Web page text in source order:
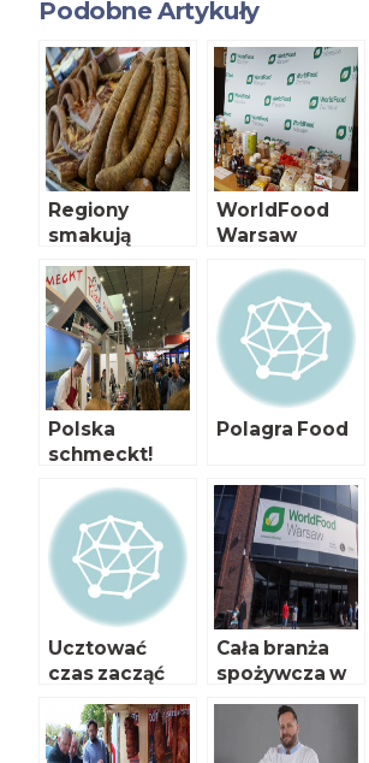
Podobne Artykuły
Regiony
smakują
WorldFood
Warsaw
Polska
schmeckt!
Polagra Food
Ucztować
czas zacząć
Cała branża
spożywcza w
stolicy na
zaproszenie
WorldFood